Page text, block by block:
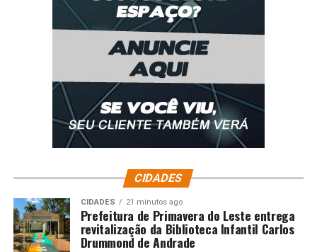
CIDADES
CIDADES 21 minutos ago
Prefeitura de Primavera do Leste entrega
revitalização da Biblioteca Infantil Carlos
Drummond de Andrade